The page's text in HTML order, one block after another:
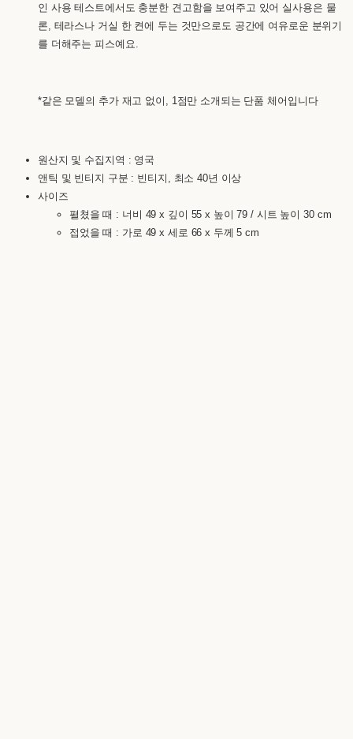
인 사용 테스트에서도 충분한 견고함을 보여주고 있어 실사용은 물
론, 테라스나 거실 한 켠에 두는 것만으로도 공간에 여유로운 분위기
를 더해주는 피스예요.
*같은 모델의 추가 재고 없이, 1점만 소개되는 단품 체어입니다
원산지 및 수집지역 : 영국
앤틱 및 빈티지 구분 : 빈티지, 최소 40년 이상
사이즈
펼쳤을 때 : 너비 49 x 깊이 55 x 높이 79 / 시트 높이 30 cm
접었을 때 : 가로 49 x 세로 66 x 두께 5 cm